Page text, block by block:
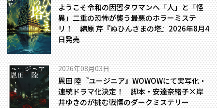
ようこそ令和の因習タワマンへ――「人」と「怪
異」二重の恐怖が襲う最悪のホラーミステ
リ！ 綿原 芹『ぬひんさまの塔』2026年8月4
日発売
2026年08月03日
恩田 陸『ユージニア』WOWOWにて実写化・
連続ドラマ化決定！ 脚本・安達奈緒子×岸
井ゆきのが挑む戦慄のダークミステリー